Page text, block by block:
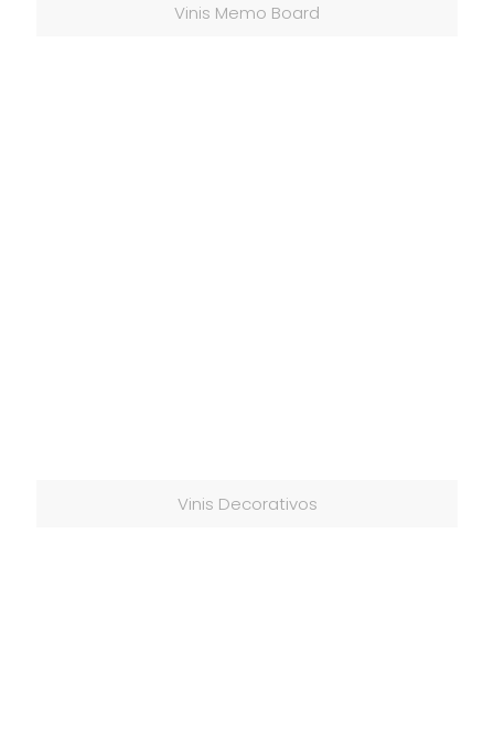
Vinis Memo Board
Vinis Decorativos